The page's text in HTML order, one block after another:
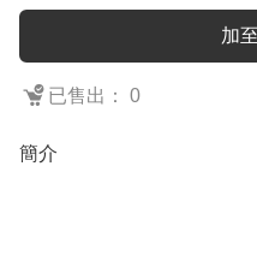
加
已售出： 0
簡介